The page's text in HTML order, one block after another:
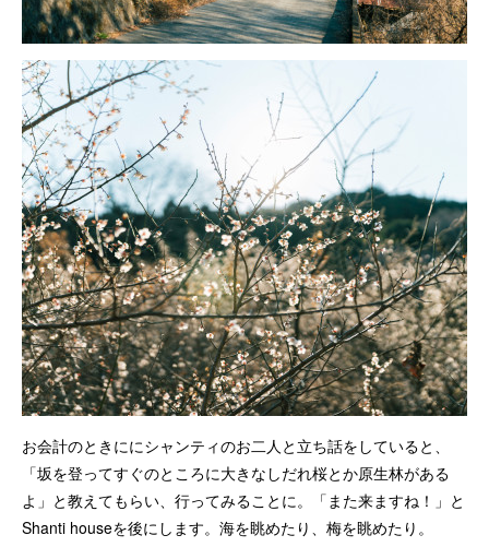
お会計のときににシャンティのお二人と立ち話をしていると、
「坂を登ってすぐのところに大きなしだれ桜とか原生林がある
よ」と教えてもらい、行ってみることに。「また来ますね！」と
Shanti houseを後にします。海を眺めたり、梅を眺めたり。